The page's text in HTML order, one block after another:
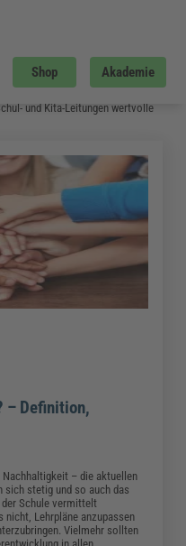
Shop Akademie
Schulenund
andere soziale
Inhalte zu Themen wie
und Kita-Leitungen wertvolle
– Definition,
– die aktuellen
sich stetig und so auch das
Schule vermittelt
Lehrpläne anzupassen
Vielmehr sollten